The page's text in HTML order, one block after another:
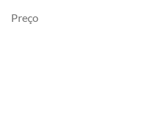
Preço